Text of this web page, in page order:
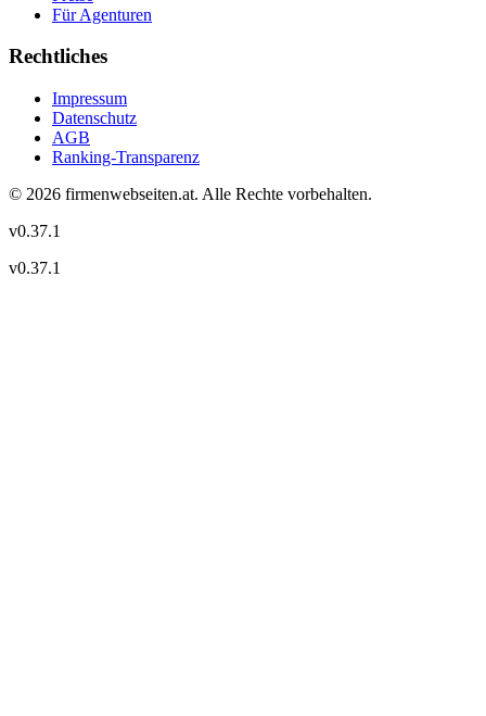
Für Agenturen
Rechtliches
Impressum
Datenschutz
AGB
Ranking-Transparenz
© 2026 firmenwebseiten.at. Alle Rechte vorbehalten.
v0.37.1
v0.37.1